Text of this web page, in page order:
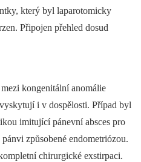
který byl laparotomicky
Připojen přehled dosud
kongenitální anomálie
i v dospělosti. Případ byl
imitující pánevní absces pro
způsobené endometriózou.
chirurgické exstirpaci.